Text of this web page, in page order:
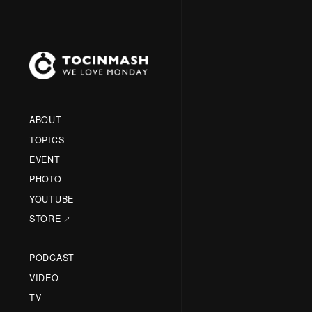
ABOUT
TOPICS
EVENT
PHOTO
YOUTUBE
STORE
PODCAST
VIDEO
TV